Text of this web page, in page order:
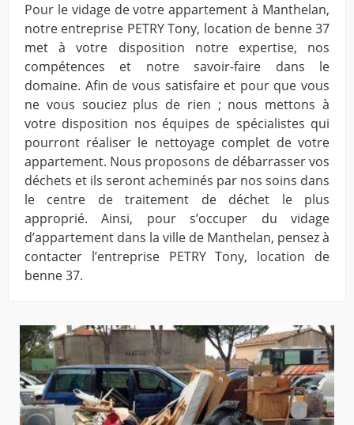
Pour le vidage de votre appartement à Manthelan,
notre entreprise PETRY Tony, location de benne 37
met à votre disposition notre expertise, nos
compétences et notre savoir-faire dans le
domaine. Afin de vous satisfaire et pour que vous
ne vous souciez plus de rien ; nous mettons à
votre disposition nos équipes de spécialistes qui
pourront réaliser le nettoyage complet de votre
appartement. Nous proposons de débarrasser vos
déchets et ils seront acheminés par nos soins dans
le centre de traitement de déchet le plus
approprié. Ainsi, pour s’occuper du vidage
d’appartement dans la ville de Manthelan, pensez à
contacter l’entreprise PETRY Tony, location de
benne 37.